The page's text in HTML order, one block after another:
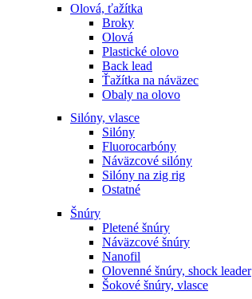
Olová, ťažítka
Broky
Olová
Plastické olovo
Back lead
Ťažítka na náväzec
Obaly na olovo
Silóny, vlasce
Silóny
Fluorocarbóny
Náväzcové silóny
Silóny na zig rig
Ostatné
Šnúry
Pletené šnúry
Náväzcové šnúry
Nanofil
Olovenné šnúry, shock leader
Šokové šnúry, vlasce